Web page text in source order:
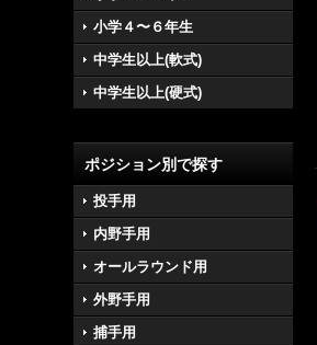
小学４〜６年生
中学生以上(軟式)
中学生以上(硬式)
ポジション別で探す
投手用
内野手用
オールラウンド用
外野手用
捕手用